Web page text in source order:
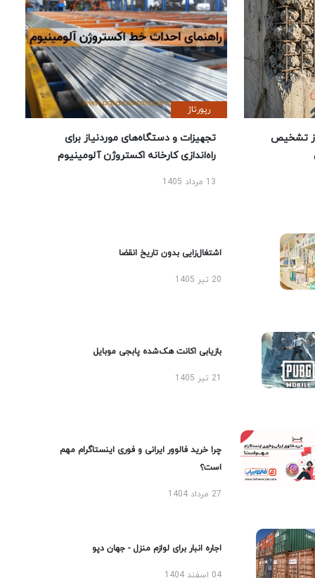
تشخیص
رپورتاژ
تجهیزات و دستگاه‌های موردنیاز برای
راه‌اندازی کارخانه اکستروژن آلومینیوم
13 مرداد 1405
اشتغال‌زایی بدون تاریخ انقضا
20 تیر 1405
بازیابی اکانت هک‌شده پابجی موبایل
چرا خرید فالوور ایرانی و فوری اینستاگرام مهم
است؟
27 مرداد 1404
اجاره انبار برای لوازم منزل - جهان دپو
04 اسفند 1404